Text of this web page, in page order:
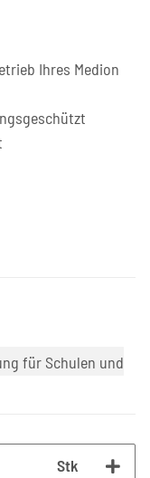
Ihres Medion
für Schulen und
Stk